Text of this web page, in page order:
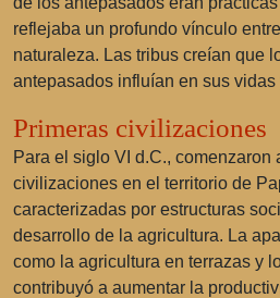
reflejaba un profundo vínculo
naturaleza. Las tribus creían que
antepasados influían en sus vidas
Primeras civilizaciones
Para el siglo VI d.C., comenzaron
civilizaciones en el territorio de
caracterizadas por estructuras
desarrollo de la agricultura. La
como la agricultura en terrazas y
contribuyó a aumentar la